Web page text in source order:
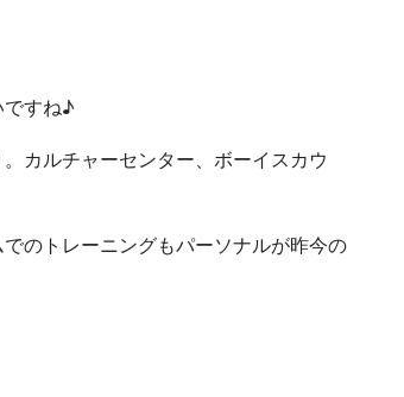
ですね♪
カルチャーセンター、ボーイスカウ
のトレーニングもパーソナルが昨今の